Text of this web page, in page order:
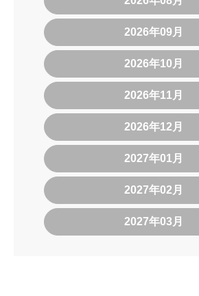
2026年09月
2026年10月
2026年11月
2026年12月
2027年01月
2027年02月
2027年03月